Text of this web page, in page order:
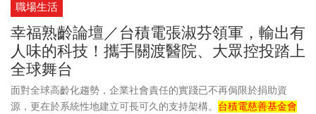
職場生活
幸福熟齡論壇／台積電張淑芬領軍，輸出有
人味的科技！攜手關渡醫院、大眾控投踏上
全球舞台
面對全球高齡化趨勢，企業社會責任的實踐已不再侷限於捐助資
源，更在於系統性地建立可長可久的支持架構。 台積電慈善基金會